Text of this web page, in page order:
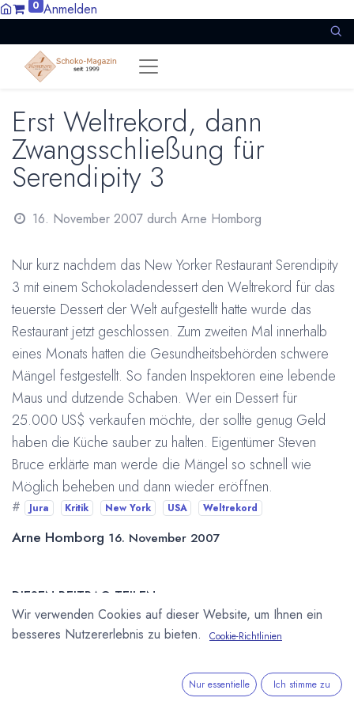
0 Anmelden
Erst Weltrekord, dann
Zwangsschließung für
Serendipity 3
16. November 2007 durch Arne Homborg
Nur kurz nachdem das New Yorker Restaurant Serendipity
3 mit einem Schokoladendessert den Weltrekord für das
teuerste Dessert der Welt aufgestellt hatte wurde das
Restaurant jetzt geschlossen. Zum zweiten Mal innerhalb
eines Monats hatten die Gesundheitsbehörden schwere
Mängel festgestellt. So fanden Inspektoren eine lebende
Maus und dutzende Schaben. Wer ein Dessert für
25.000 US$ verkaufen möchte, der sollte genug Geld
haben die Küche sauber zu halten. Eigentümer Steven
Bruce erklärte man werde die Mängel so schnell wie
Möglich beheben und dann wieder eröffnen.
# Jura Kritik New York USA Weltrekord
Arne Homborg 16. November 2007
DIESEN BEITRAG TEILEN
Wir verwenden Cookies auf dieser Website, um Ihnen ein
besseres Nutzererlebnis zu bieten.
Cookie-Richtlinien
Nur essentielle Ich stimme zu